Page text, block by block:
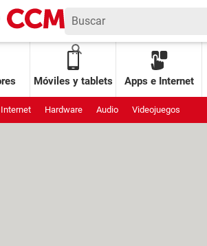
Móviles y tablets Apps e Internet
Internet Hardware Audio Videojuegos